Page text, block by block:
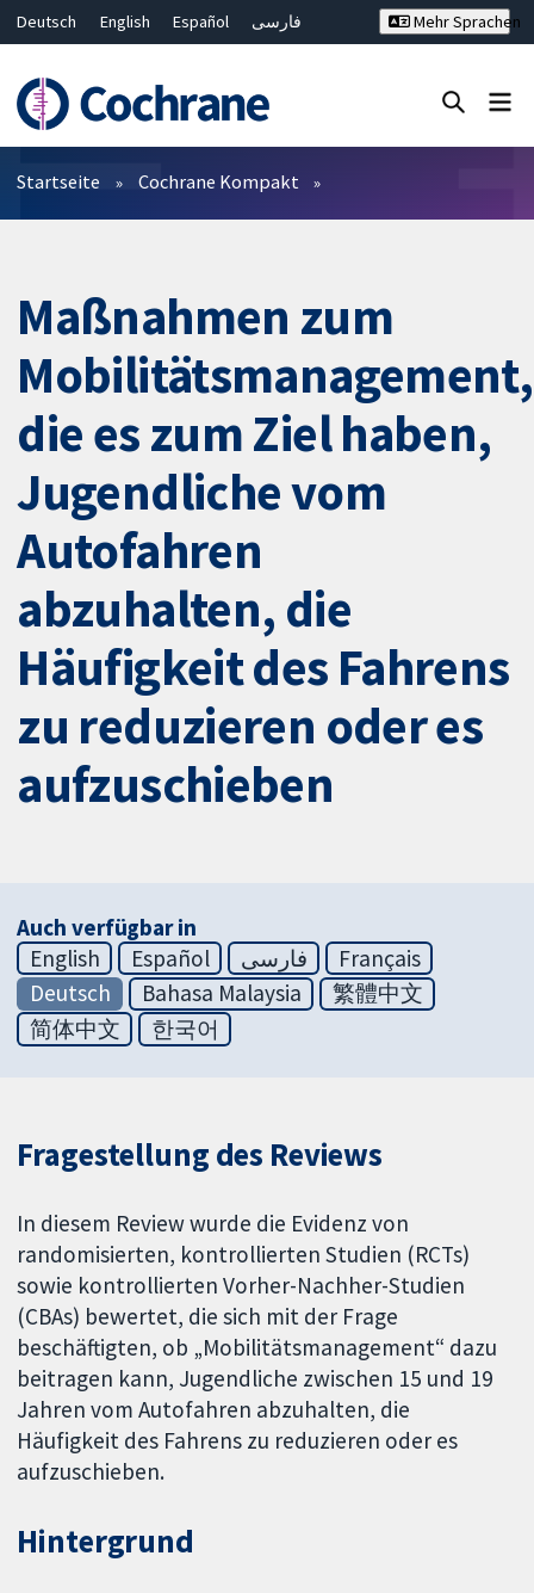
Deutsch English Español
فارسی
Bahasa Malaysia
ไทย
繁體中文
简体中文
Mehr Sprachen
Filter
Startseite Cochrane Kompakt
Maßnahmen zum
Mobilitätsmanagement,
die es zum Ziel haben,
Jugendliche vom
Autofahren
abzuhalten, die
Häufigkeit des Fahrens
zu reduzieren oder es
aufzuschieben
Auch verfügbar in
English
Español فارسی
Français
Deutsch
Bahasa Malaysia
繁體中文
简体中文
한국어
Fragestellung des Reviews
In diesem Review wurde die Evidenz von
randomisierten, kontrollierten Studien (RCTs)
sowie kontrollierten Vorher-Nachher-Studien
(CBAs) bewertet, die sich mit der Frage
beschäftigten, ob „Mobilitätsmanagement“ dazu
beitragen kann, Jugendliche zwischen 15 und 19
Jahren vom Autofahren abzuhalten, die
Häufigkeit des Fahrens zu reduzieren oder es
aufzuschieben.
Hintergrund